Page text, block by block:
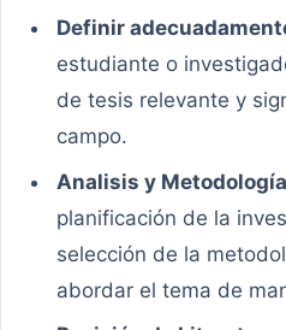
Definir
estudiante o
de tesis relevante y
campo.
Analisis y
planificación de la
selección de la
abordar el tema de